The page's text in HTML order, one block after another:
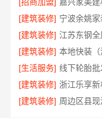
[建筑装修]
[建筑装修]
[建筑装修]
[生活服务] 线下轮胎
[建筑装修]
[建筑装修]